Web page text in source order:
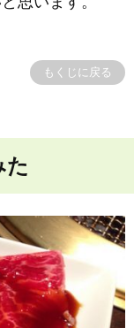
もくじに戻る
た